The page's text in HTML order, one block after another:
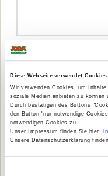
Diese Webseite verwendet Cookies
Wir verwenden Cookies, um
soziale Medien anbieten zu
Durch bestätigen des Buttons
den Button "nur notwendige
notwendigen Cookies zu.
Unser Impressum finden Sie hier:
Unsere Datenschutzerklärung